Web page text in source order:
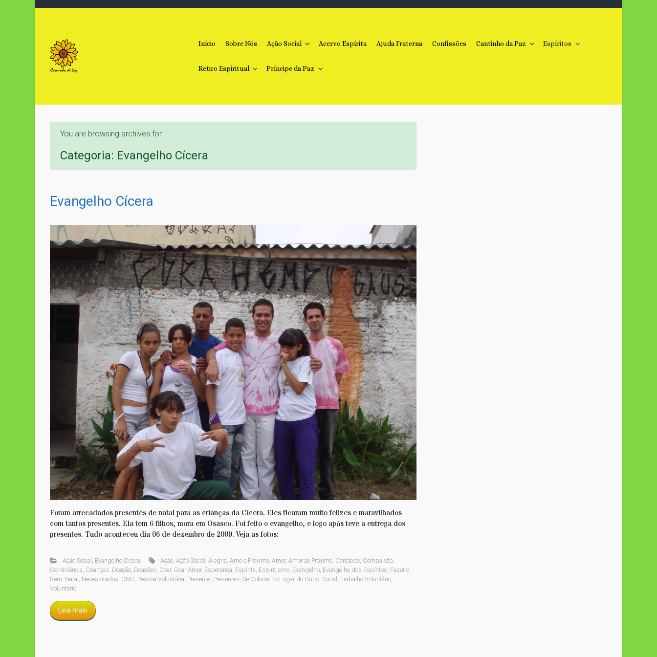
Início Sobre Nós Ação Social Acervo Espírita Ajuda Fraterna Confissões Cantinho da Paz Espíritos
Retiro Espiritual Príncipe da Paz
You are browsing archives for
Categoria: Evangelho Cícera
Evangelho Cícera
Foram arrecadados presentes de natal para as crianças da Cícera. Eles ficaram muito felizes e maravilhados
com tantos presentes. Ela tem 6 filhos, mora em Osasco. Foi feito o evangelho, e logo após teve a entrega dos
presentes. Tudo aconteceu dia 06 de dezembro de 2009. Veja as fotos:
Ação Social Evangelho Cícera Ação ,Ação Social ,Alegria ,Ame o Próximo ,Amor,Amor ao Próximo Caridade Compaixão
Condolência Crianças Doação Doações Doar, Doar Amor, Esperança Espírita Espiritismo Evangelho Evangelho dos Espíritos Fazer o
Bem Natal Necessitados ONG Pessoa Voluntária Presente Presentes Se Colocar no Lugar do Outro Social Trabalho Voluntário
Voluntário
Leia mais